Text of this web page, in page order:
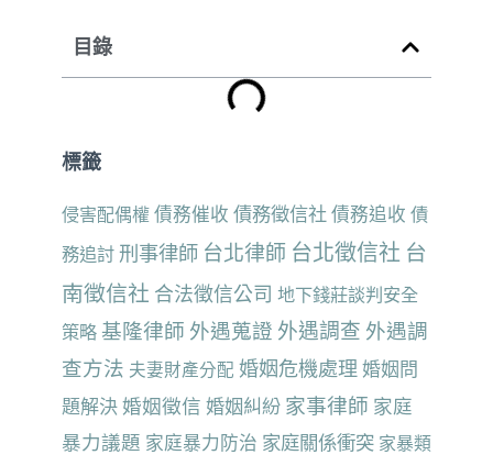
目錄
標籤
侵害配偶權 債務催收 債務徵信社 債務追收 債
務追討 刑事律師 台北律師 台北徵信社 台
南徵信社 合法徵信公司 地下錢莊談判安全
策略 基隆律師 外遇蒐證 外遇調查 外遇調
查方法 夫妻財產分配 婚姻危機處理 婚姻問
題解決 婚姻徵信 婚姻糾紛 家事律師 家庭
暴力議題 家庭暴力防治 家庭關係衝突 家暴類